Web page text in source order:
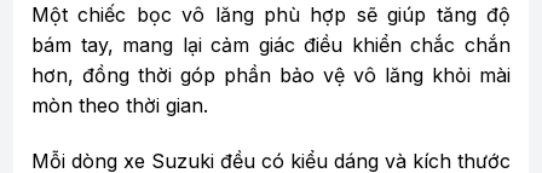
Một chiếc bọc vô lăng phù hợp sẽ giúp tăng độ
bám tay, mang lại cảm giác điều khiển chắc chắn
hơn, đồng thời góp phần bảo vệ vô lăng khỏi mài
mòn theo thời gian.
Mỗi dòng xe Suzuki đều có kiểu dáng và kích thước